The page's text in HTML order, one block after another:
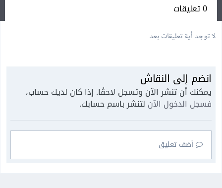
0 تعليقات
لا توجد أية تعليقات بعد
انضم إلى النقاش
يمكنك أن تنشر الآن وتسجل لاحقًا. إذا كان لديك حساب،
فسجل الدخول الآن لتنشر باسم حسابك.
أضف تعليق